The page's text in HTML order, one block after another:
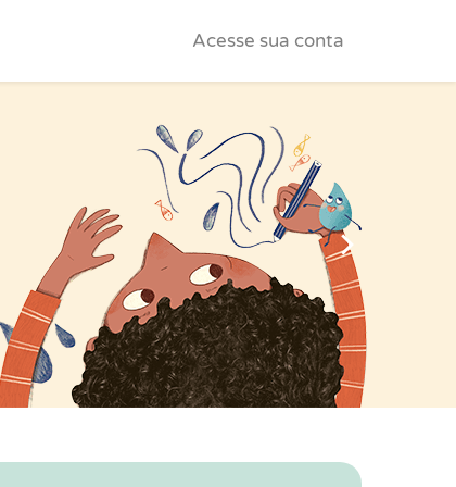
Acesse sua conta
Próximo